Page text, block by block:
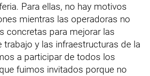
Para ellas, no hay motivos
mientras las operadoras no
concretas para mejorar las
trabajo y las infraestructuras de la
a participar de todos los
fuimos invitados porque no